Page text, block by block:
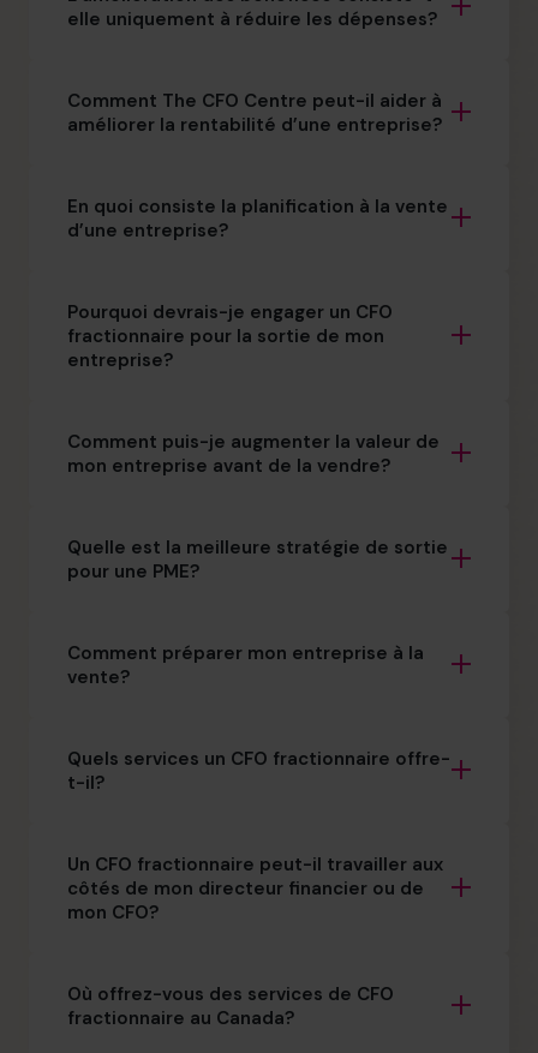
elle uniquement à réduire les dépenses?
Comment The CFO Centre peut-il aider à
améliorer la rentabilité d’une entreprise?
En quoi consiste la planification à la vente
d’une entreprise?
Pourquoi devrais-je engager un CFO
fractionnaire pour la sortie de mon
entreprise?
Comment puis-je augmenter la valeur de
mon entreprise avant de la vendre?
Quelle est la meilleure stratégie de sortie
pour une PME?
Comment préparer mon entreprise à la
vente?
Quels services un CFO fractionnaire offre-
t-il?
Un CFO fractionnaire peut-il travailler aux
côtés de mon directeur financier ou de
mon CFO?
Où offrez-vous des services de CFO
fractionnaire au Canada?